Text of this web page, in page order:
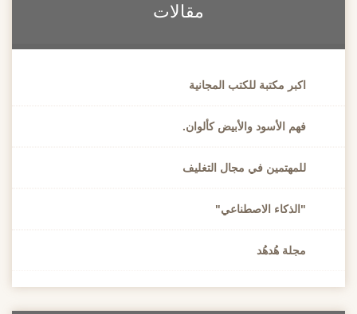
مقالات
اكبر مكتبة للكتب المجانية
فهم الأسود والأبيض كألوان.
للمهتمين في مجال التغليف
"الذكاء الاصطناعي"
مجلة هُدهُد